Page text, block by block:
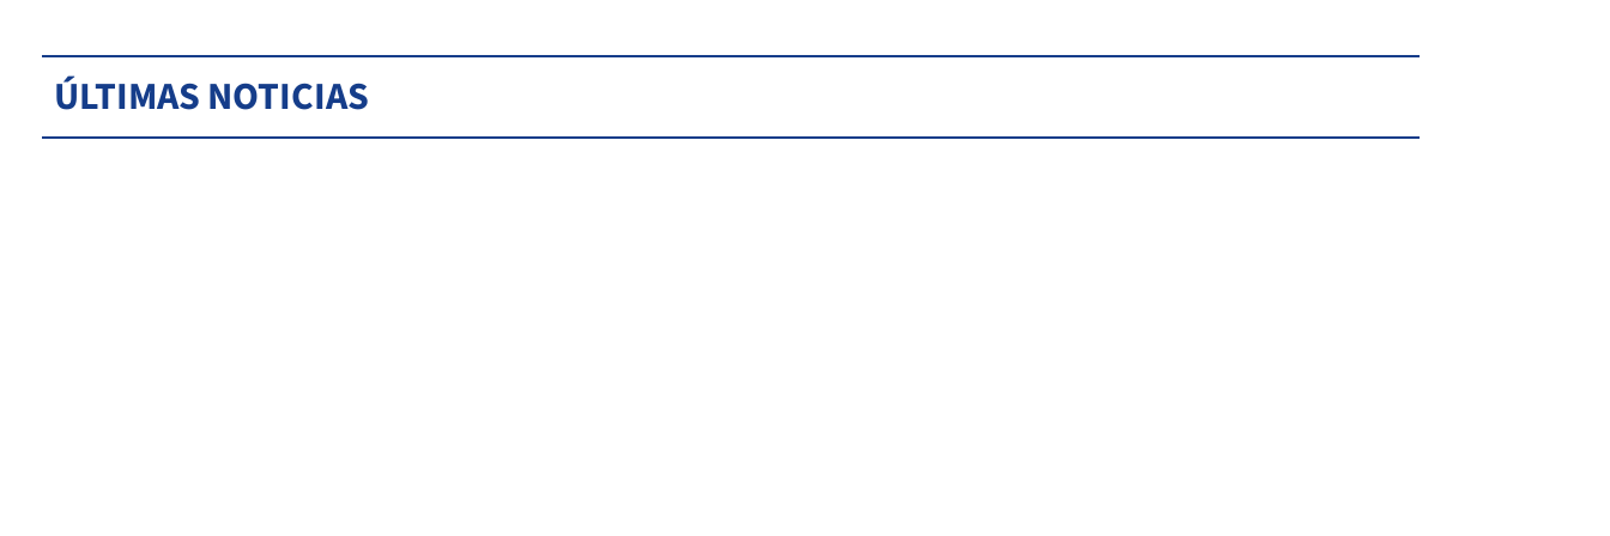
ÚLTIMAS NOTICIAS